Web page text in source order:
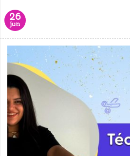
26
jun